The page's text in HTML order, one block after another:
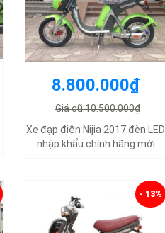
8.800.000₫
Giá cũ:10.500.000₫
Xe đạp điện Nijia 2017 đèn LED
nhập khẩu chính hãng mới
- 13%